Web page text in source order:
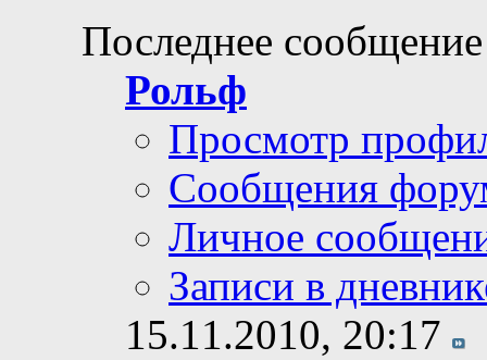
Последнее
Рольф
Просмотр
Сообщения
Личное
Записи в
15.11.2010, 20:17